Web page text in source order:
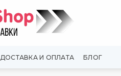
ДОСТАВКА И ОПЛАТА БЛОГ